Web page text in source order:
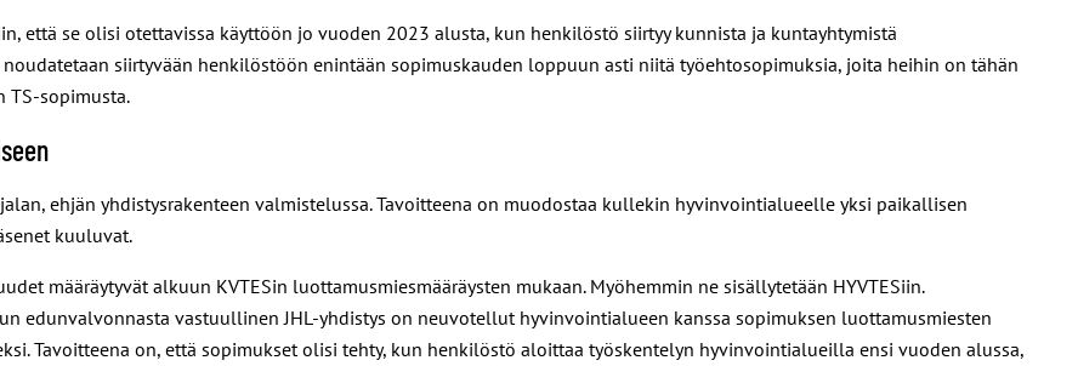
että se olisi otettavissa käyttöön jo vuoden 2023 alusta, kun henkilöstö siirtyy kunnista ja kuntayhtymistä
siirtyvään henkilöstöön enintään sopimuskauden loppuun asti niitä työehtosopimuksia, joita heihin on tähän
TS-sopimusta.
ehjän yhdistysrakenteen valmistelussa. Tavoitteena on muodostaa kullekin hyvinvointialueelle yksi paikallisen
kuuluvat.
määräytyvät alkuun KVTESin luottamusmiesmääräysten mukaan. Myöhemmin ne sisällytetään HYVTESiin.
edunvalvonnasta vastuullinen JHL-yhdistys on neuvotellut hyvinvointialueen kanssa sopimuksen luottamusmiesten
Tavoitteena on, että sopimukset olisi tehty, kun henkilöstö aloittaa työskentelyn hyvinvointialueilla ensi vuoden alussa,